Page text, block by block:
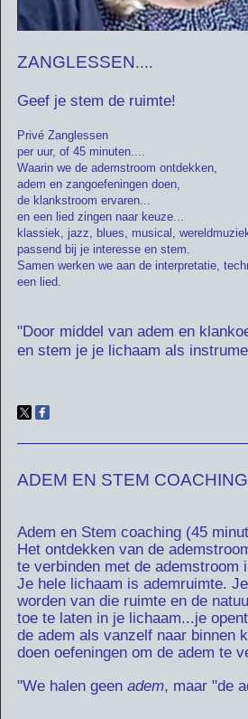
ZANGLESSEN....
Geef je stem de ruimte!
Privé Zanglessen
per uur, of 45 minuten....
Waarin we de ademstroom ontdekken,
adem en zangoefeningen doen,
de klankstroom ervaren...
en een lied zingen naar keuze...
klassiek, jazz, blues, musical, wereldmuziek
passend bij je interesse en stem.
Samen werken we aan de interpretatie,
een lied.
"Door middel van adem en
en stem je je lichaam als
ADEM EN STEM COACHING
Adem en Stem coaching (45
Het ontdekken van de
te verbinden met de ademstroom
Je hele lichaam is ademruimte.
worden van die ruimte en de
toe te laten in je lichaam...je
de adem als vanzelf naar binnen
doen oefeningen om de adem te
"We halen geen adem, maar "de